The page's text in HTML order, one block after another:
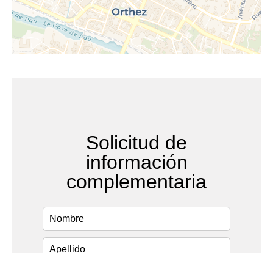
Solicitud de
información
complementaria